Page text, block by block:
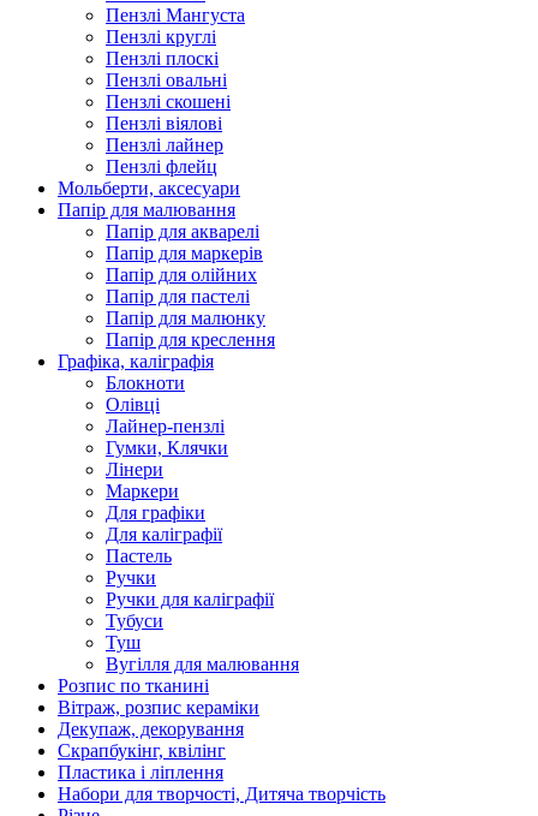
Пензлі Мангуста
Пензлі круглі
Пензлі плоскі
Пензлі овальні
Пензлі скошені
Пензлі віялові
Пензлі лайнер
Пензлі флейц
Мольберти, аксесуари
Папір для малювання
Папір для акварелі
Папір для маркерів
Папір для олійних
Папір для пастелі
Папір для малюнку
Папір для креслення
Графіка, каліграфія
Блокноти
Олівці
Лайнер-пензлі
Гумки, Клячки
Лінери
Маркери
Для графіки
Для каліграфії
Пастель
Ручки
Ручки для каліграфії
Тубуси
Туш
Вугілля для малювання
Розпис по тканині
Вітраж, розпис кераміки
Декупаж, декорування
Скрапбукінг, квілінг
Пластика і ліплення
Набори для творчості, Дитяча творчість